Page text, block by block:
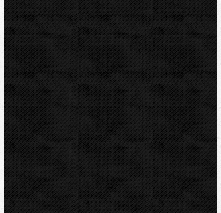
VIRAX
LEISTER
CBC
KEMPER
Guilbert EXPRESS
ZENTEN